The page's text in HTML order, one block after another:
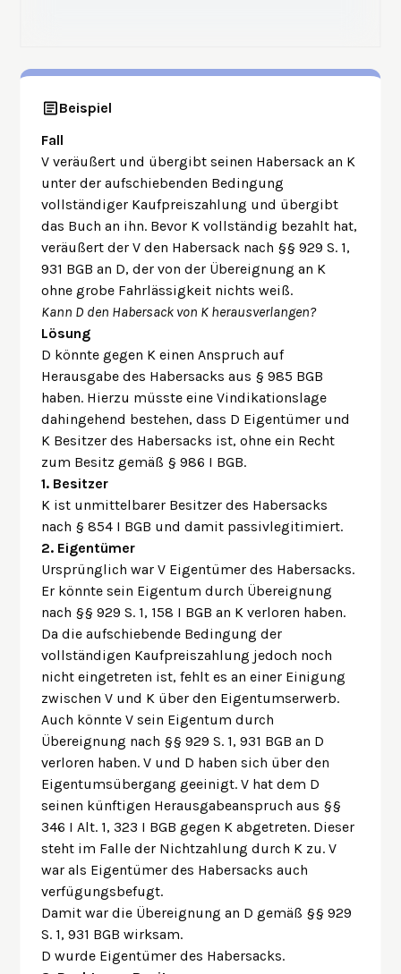
Beispiel
Fall
V veräußert und übergibt seinen Habersack an K
unter der aufschiebenden Bedingung
vollständiger Kaufpreiszahlung und übergibt
das Buch an ihn. Bevor K vollständig bezahlt hat,
veräußert der V den Habersack nach §§ 929 S. 1,
931 BGB an D, der von der Übereignung an K
ohne grobe Fahrlässigkeit nichts weiß.
Kann D den Habersack von K herausverlangen?
Lösung
D könnte gegen K einen Anspruch auf
Herausgabe des Habersacks aus § 985 BGB
haben. Hierzu müsste eine Vindikationslage
dahingehend bestehen, dass D Eigentümer und
K Besitzer des Habersacks ist, ohne ein Recht
zum Besitz gemäß § 986 I BGB.
1. Besitzer
K ist unmittelbarer Besitzer des Habersacks
nach § 854 I BGB und damit passivlegitimiert.
2. Eigentümer
Ursprünglich war V Eigentümer des Habersacks.
Er könnte sein Eigentum durch Übereignung
nach §§ 929 S. 1, 158 I BGB an K verloren haben.
Da die aufschiebende Bedingung der
vollständigen Kaufpreiszahlung jedoch noch
nicht eingetreten ist, fehlt es an einer Einigung
zwischen V und K über den Eigentumserwerb.
Auch könnte V sein Eigentum durch
Übereignung nach §§ 929 S. 1, 931 BGB an D
verloren haben. V und D haben sich über den
Eigentumsübergang geeinigt. V hat dem D
seinen künftigen Herausgabeanspruch aus §§
346 I Alt. 1, 323 I BGB gegen K abgetreten. Dieser
steht im Falle der Nichtzahlung durch K zu. V
war als Eigentümer des Habersacks auch
verfügungsbefugt.
Damit war die Übereignung an D gemäß §§ 929
S. 1, 931 BGB wirksam.
D wurde Eigentümer des Habersacks.